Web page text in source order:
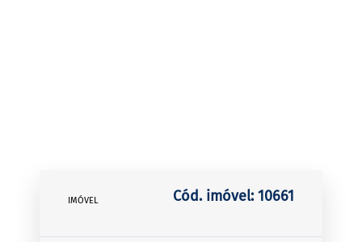
IMÓVEL Cód. imóvel: 10661